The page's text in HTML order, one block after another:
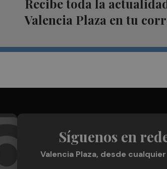
Recibe toda la
Valencia Plaza en tu
Síguenos en
Valencia Plaza, desde